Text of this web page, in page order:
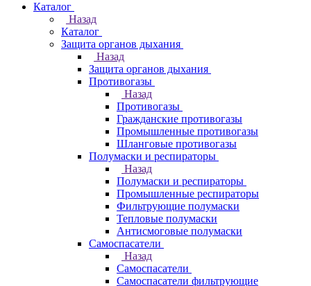
Каталог
Назад
Каталог
Защита органов дыхания
Назад
Защита органов дыхания
Противогазы
Назад
Противогазы
Гражданские противогазы
Промышленные противогазы
Шланговые противогазы
Полумаски и респираторы
Назад
Полумаски и респираторы
Промышленные респираторы
Фильтрующие полумаски
Тепловые полумаски
Антисмоговые полумаски
Самоспасатели
Назад
Самоспасатели
Самоспасатели фильтрующие